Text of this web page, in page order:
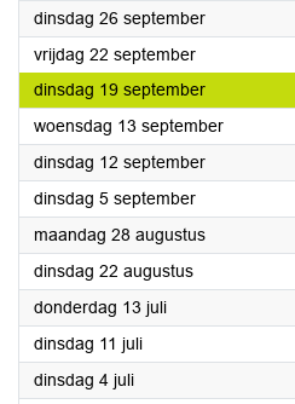
dinsdag 26 september2023
vrijdag 22 september2023
dinsdag 19 september2023
woensdag 13 september2023
dinsdag 12 september2023
dinsdag 5 september2023
maandag 28 augustus2023
dinsdag 22 augustus2023
donderdag 13 juli2023
dinsdag 11 juli2023
dinsdag 4 juli2023